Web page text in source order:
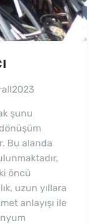
şunu
Bu alanda
öncü
uzun yıllara
anlayışı ile